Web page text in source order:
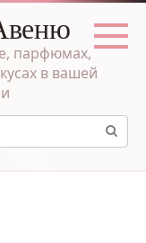
парфюмах,
в вашей